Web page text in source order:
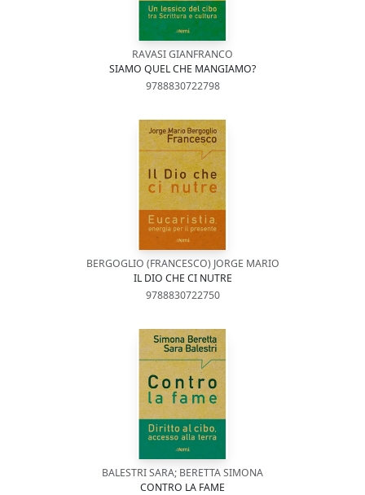
RAVASI GIANFRANCO
SIAMO QUEL CHE MANGIAMO?
9788830722798
BERGOGLIO (FRANCESCO) JORGE MARIO
IL DIO CHE CI NUTRE
9788830722750
BALESTRI SARA; BERETTA SIMONA
CONTRO LA FAME